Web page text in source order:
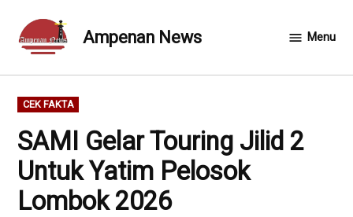
content
Ampenan News Menu
POSTED
IN
CEK FAKTA
SAMI Gelar Touring Jilid 2
Untuk Yatim Pelosok
Lombok 2026